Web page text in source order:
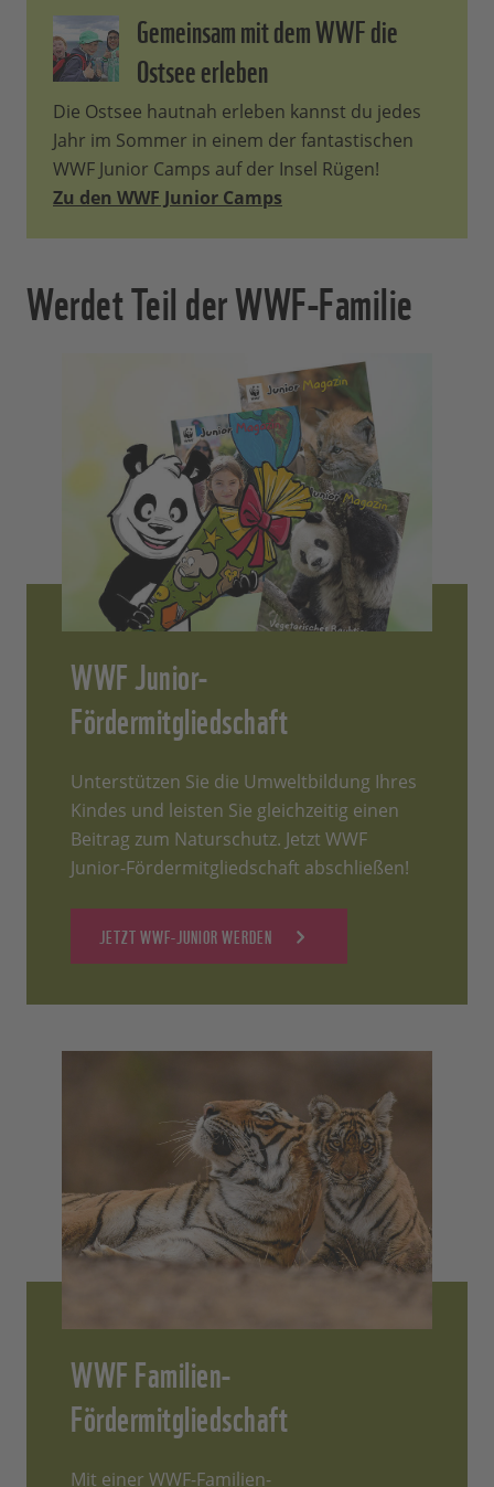
Gemeinsam mit dem WWF die
Ostsee erleben
Die Ostsee hautnah erleben kannst du jedes
Jahr im Sommer in einem der fantastischen
WWF Junior Camps auf der Insel Rügen!
Zu den WWF Junior Camps
Werdet Teil der WWF-Familie
WWF Junior-
Fördermitgliedschaft
Unterstützen Sie die Umweltbildung Ihres
Kindes und leisten Sie gleichzeitig einen
Beitrag zum Naturschutz. Jetzt WWF
Junior-Fördermitgliedschaft abschließen!
JETZT WWF-JUNIOR WERDEN
WWF Familien-
Fördermitgliedschaft
Mit einer WWF-Familien-